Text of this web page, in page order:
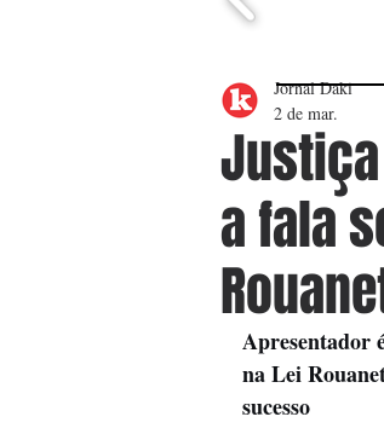
a fala
Jornal Daki
2 de mar.
Apresentador
na Lei
sucesso